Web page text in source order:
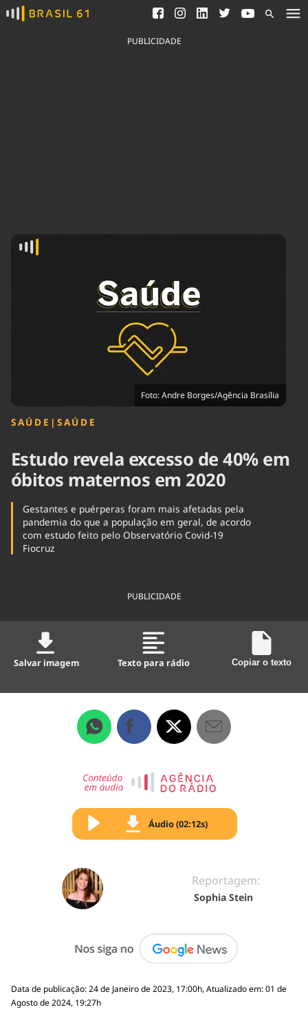
Ver todas as notícias
Saneamento
Indicadores
Agronegócios
Economia
Educação
Infraestrutura
Internacional
Política
Saúde
Tempo
PUBLICIDADE
Foto: Andre Borges/Agência Brasília
SAÚDE | SAÚDE
Estudo revela excesso de 40% em
óbitos maternos em 2020
Gestantes e puérperas foram mais afetadas pela
pandemia do que a população em geral, de acordo
com estudo feito pelo Observatório Covid-19
Fiocruz
PUBLICIDADE
Salvar imagem Texto para rádio Copiar o texto
Áudio (02:12s)
Reportagem:
Sophia Stein
Data de publicação: 24 de Janeiro de 2023, 17:00h, Atualizado em: 01 de
Agosto de 2024, 19:27h